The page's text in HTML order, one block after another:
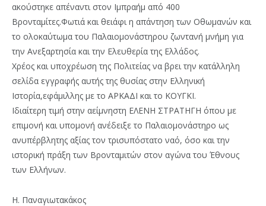
ακούστηκε απέναντι στον Ιμπραήμ από 400
Βρονταμίτες.Φωτιά και θειάφι η απάντηση των Οθωμανών και
το ολοκαύτωμα του Παλαιομονάστηρου ζωντανή μνήμη για
την Ανεξαρτησία και την Ελευθερία της Ελλάδος.
Χρέος και υποχρέωση της Πολιτείας να βρει την κατάλληλη
σελίδα εγγραφής αυτής της θυσίας στην Ελληνική
Ιστορία,εφάμιλλης με το ΑΡΚΑΔΙ και το ΚΟΥΓΚΙ.
Ιδιαίτερη τιμή στην αείμνηστη ΕΛΕΝΗ ΣΤΡΑΤΗΓΗ όπου με
επιμονή και υπομονή ανέδειξε το Παλαιομονάστηρο ως
ανυπέρβλητης αξίας τον τρισυπόστατο ναό, όσο και την
ιστορική πράξη των Βρονταμιτών στον αγώνα του Έθνους
των Ελλήνων.
Η. Παναγιωτακάκος